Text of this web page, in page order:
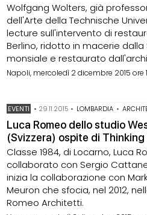
Wolfgang Wolters, già
dell'Arte della Technische
lecture sull'intervento di
Berlino, ridotto in macerie
monsiale e restaurato
Napoli, mercoledì 2 dicembre 2015 ore
EVENTI • 29.11.2015 • LOMBARDIA •
Luca Romeo dello studio
(Svizzera) ospite di Thinking
Classe 1984, di Locarno, Luca
collaborato con Sergio
inizia la collaborazione con
Meuron che sfocia, nel 2012,
Romeo Architetti.